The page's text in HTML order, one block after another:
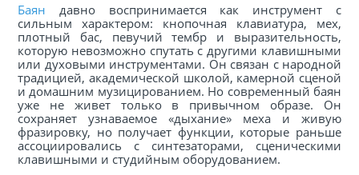
Баян давно воспринимается как инструмент с
сильным характером: кнопочная клавиатура, мех,
плотный бас, певучий тембр и выразительность,
которую невозможно спутать с другими клавишными
или духовыми инструментами. Он связан с народной
традицией, академической школой, камерной сценой
и домашним музицированием. Но современный баян
уже не живет только в привычном образе. Он
сохраняет узнаваемое «дыхание» меха и живую
фразировку, но получает функции, которые раньше
ассоциировались с синтезаторами, сценическими
клавишными и студийным оборудованием.